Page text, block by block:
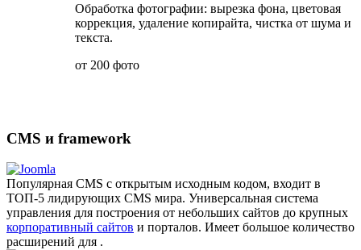
Обработка фотографии: вырезка фона, цветовая
коррекция, удаление копирайта, чистка от шума и
текста.
от 200 фото
CMS и framework
Популярная CMS с открытым исходным кодом, входит в
ТОП-5 лидирующих CMS мира. Универсальная система
управления для построения от небольших сайтов до крупных
корпоративный сайтов и порталов. Имеет большое количество
расширений для .